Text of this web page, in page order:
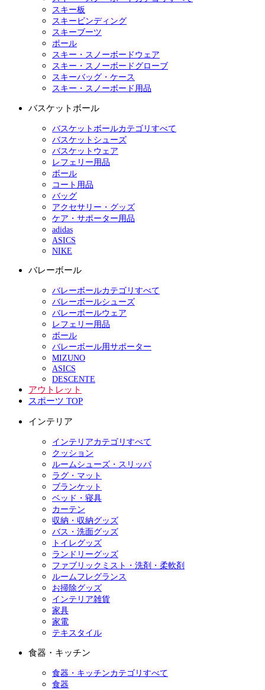
スキー板
スキービンディング
スキーブーツ
ポール
スキー・スノーボードウェア
スキー・スノーボードグローブ
スキーバッグ・ケース
スキー・スノーボード用品
バスケットボール
バスケットボールカテゴリすべて
バスケットシューズ
バスケットウェア
レフェリー用品
ボール
コート用品
バッグ
アクセサリー・グッズ
ケア・サポーター用品
adidas
ASICS
NIKE
バレーボール
バレーボールカテゴリすべて
バレーボールシューズ
バレーボールウェア
レフェリー用品
ボール
バレーボール用サポーター
MIZUNO
ASICS
DESCENTE
アウトレット
スポーツ TOP
インテリア
インテリアカテゴリすべて
クッション
ルームシューズ・スリッパ
ラグ・マット
ブランケット
ベッド・寝具
カーテン
収納・収納グッズ
バス・洗面グッズ
トイレグッズ
ランドリーグッズ
ファブリックミスト・洗剤・柔軟剤
ルームフレグランス
お掃除グッズ
インテリア雑貨
家具
家電
テキスタイル
食器・キッチン
食器・キッチンカテゴリすべて
食器